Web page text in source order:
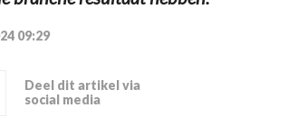
09:29
Deel dit artikel via
social media